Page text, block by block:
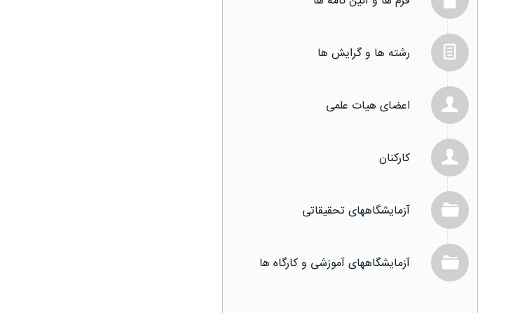
رشته ها و گرایش ها
اعضای هیات علمی
کارکنان
آزمایشگاههای تحقیقاتی
آزمایشگاههای آموزشی و کارگاه ها